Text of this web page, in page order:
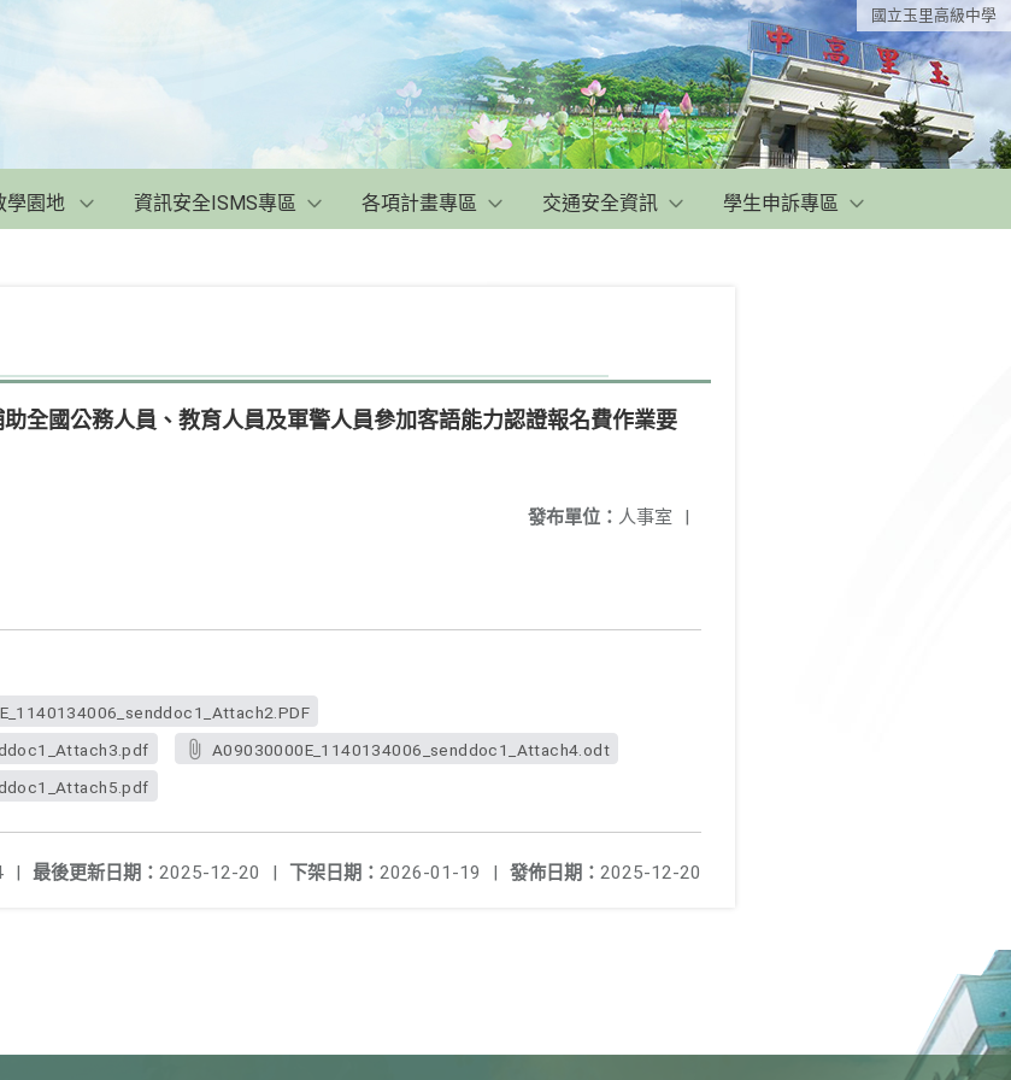
國立玉里高級中學
學園地 資訊安全ISMS專區 各項計畫專區 交通安全資訊 學生申訴專區
全國公務人員、教育人員及軍警人員參加客語能力認證報名費作業要
發布單位： 人事室 |
A09030000E_1140134006_senddoc1_Attach4.odt
發佈日期： 2025-12-20
下架日期： 2026-01-19 |
最後更新日期： 2025-12-20 |
|